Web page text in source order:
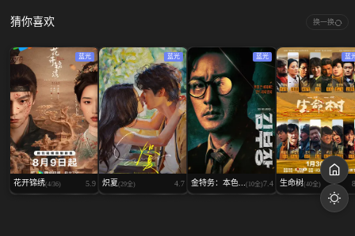
猜你喜欢 换一换
蓝光
花开锦绣(4/36) 5.9
蓝光
炽夏(29全) 4.7
蓝光
金特务：本色... (10全)7.4
蓝
生命树(40全)